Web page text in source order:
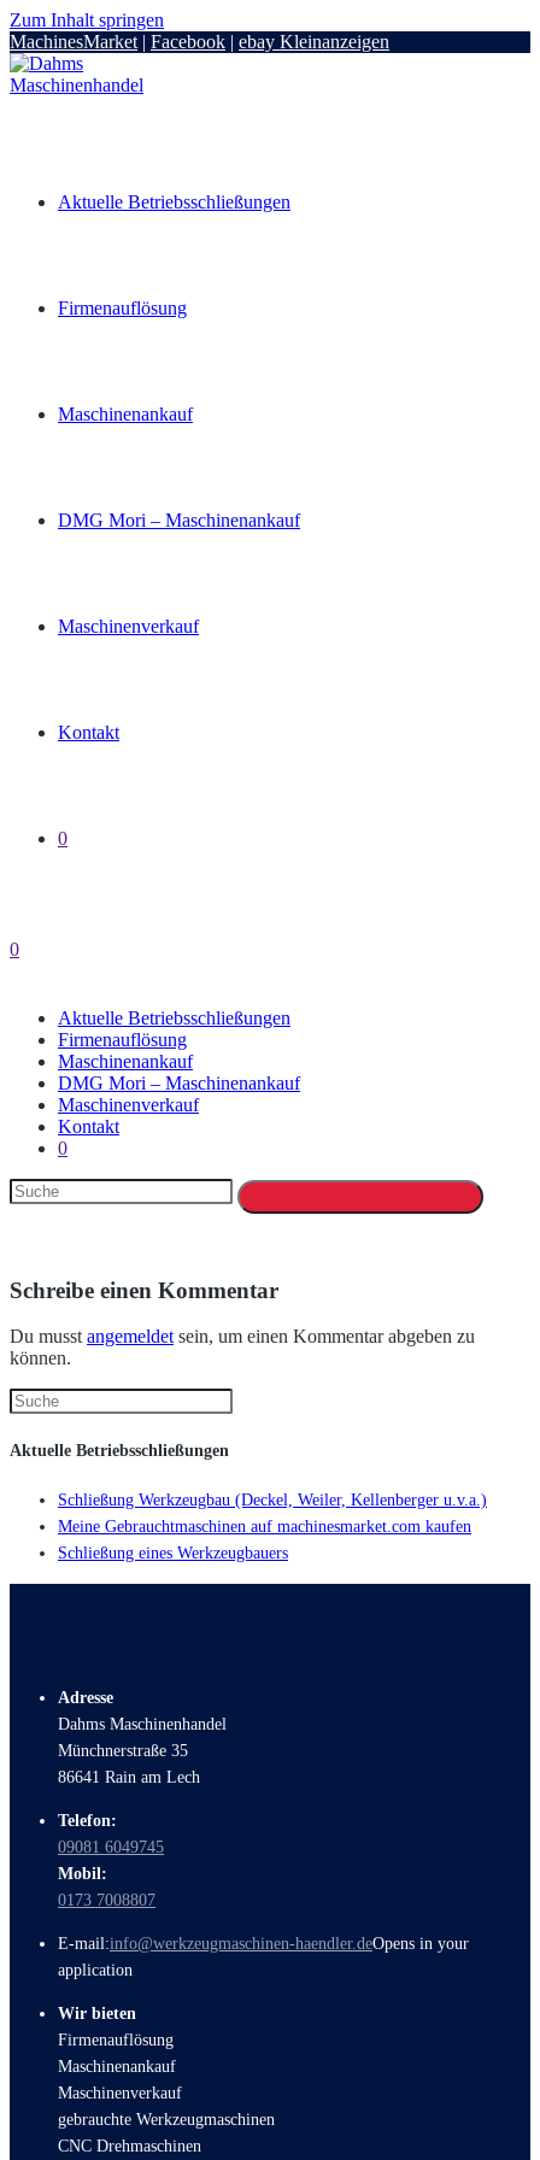
Zum Inhalt springen
MachinesMarket | Facebook | ebay Kleinanzeigen
Aktuelle Betriebsschließungen
Firmenauflösung
Maschinenankauf
DMG Mori – Maschinenankauf
Maschinenverkauf
Kontakt
0
0
Aktuelle Betriebsschließungen
Firmenauflösung
Maschinenankauf
DMG Mori – Maschinenankauf
Maschinenverkauf
Kontakt
0
Schreibe einen Kommentar
Du musstangemeldetsein, um einen Kommentar abgeben zu
können.
Aktuelle Betriebsschließungen
Schließung Werkzeugbau (Deckel, Weiler, Kellenberger u.v.a.)
Meine Gebrauchtmaschinen auf machinesmarket.com kaufen
Schließung eines Werkzeugbauers
Adresse
Dahms Maschinenhandel
Münchnerstraße 35
86641 Rain am Lech
Telefon:
09081 6049745
Mobil:
0173 7008807
E-mail:info@werkzeugmaschinen-haendler.deOpens in your
application
Wir bieten
Firmenauflösung
Maschinenankauf
Maschinenverkauf
gebrauchte Werkzeugmaschinen
CNC Drehmaschinen